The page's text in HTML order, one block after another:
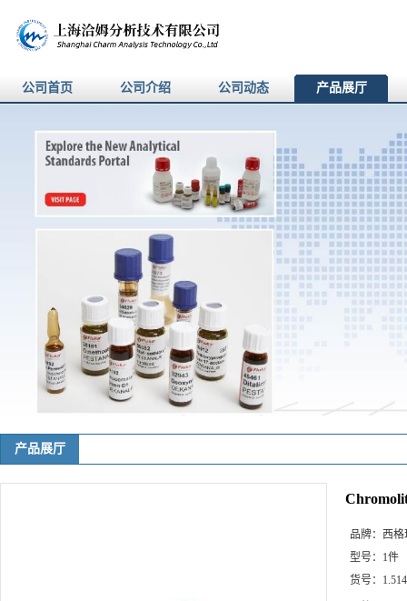
公司首页 公司介绍 公司动态 产品展厅
产品展厅
品牌： 西格
型号： 1件
货号：